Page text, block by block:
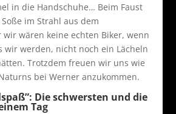
in die Handschuhe… Beim Faust
im Strahl aus dem
wir wären keine echten Biker, wenn
wir werden, nicht noch ein Lächeln
Trotzdem freuen wir uns wie
bei Werner anzukommen.
Die schwersten und die
Tag